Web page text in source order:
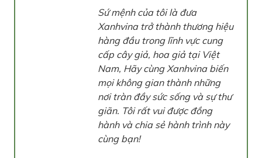
Sứ mệnh của tôi là đưa
Xanhvina trở thành thương hiệu
hàng đầu trong lĩnh vực cung
cấp cây giả, hoa giả tại Việt
Nam, Hãy cùng Xanhvina biến
mọi không gian thành những
nơi tràn đầy sức sống và sự thư
giãn. Tôi rất vui được đồng
hành và chia sẻ hành trình này
cùng bạn!